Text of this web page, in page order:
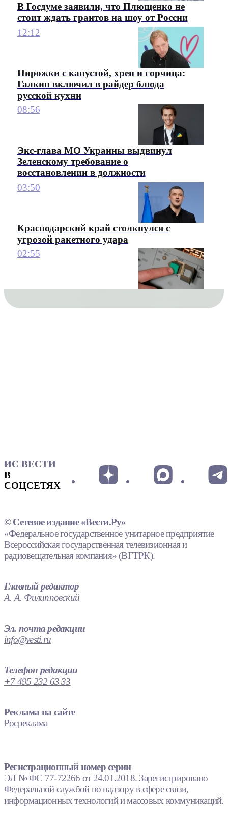
В Госдуме заявили, что Плющенко не
стоит ждать грантов на шоу от России
12:12
Пирожки с капустой, хрен и горчица:
Галкин включил в райдер блюда
русской кухни
08:56
Экс-глава МО Украины выдвинул
Зеленскому требование о
восстановлении в должности
03:50
Краснодарский край столкнулся с
угрозой ракетного удара
02:55
ИС ВЕСТИ
В
СОЦСЕТЯХ
© Сетевое издание «Вести.Ру»
«Федеральное государственное унитарное предприятие
Всероссийская государственная телевизионная и
радиовещательная компания» (ВГТРК).
Главный редактор
А. А. Филипповский
Эл. почта редакции
info@vesti.ru
Телефон редакции
+7 495 232 63 33
Реклама на сайте
Росреклама
Регистрационный номер серии
ЭЛ № ФС 77-72266 от 24.01.2018. Зарегистрировано
Федеральной службой по надзору в сфере связи,
информационных технологий и массовых коммуникаций.